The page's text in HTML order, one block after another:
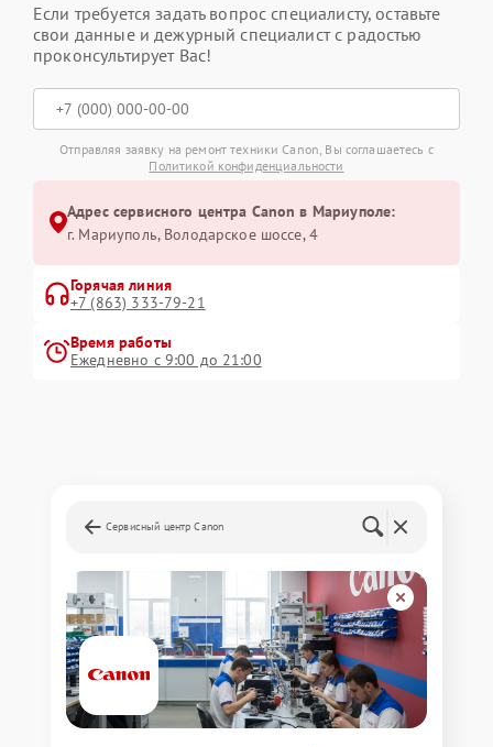
Если требуется задать вопрос специалисту, оставьте
свои данные и дежурный специалист с радостью
проконсультирует Вас!
Отправляя заявку на ремонт техники Canon, Вы соглашаетесь с
Политикой конфиденциальности
Адрес сервисного центра Canon в Мариуполе:
г. Мариуполь, Володарское шоссе, 4
Горячая линия
+7 (863) 333-79-21
Время работы
Ежедневно с 9:00 до 21:00
Сервисный центр Canon